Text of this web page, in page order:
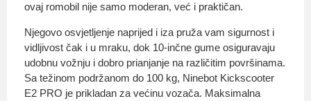
ovaj romobil nije samo moderan, već i praktičan.
Njegovo osvjetljenje naprijed i iza pruža vam sigurnost i
vidljivost čak i u mraku, dok 10-inčne gume osiguravaju
udobnu vožnju i dobro prianjanje na različitim površinama.
Sa težinom podržanom do 100 kg, Ninebot Kickscooter
E2 PRO je prikladan za većinu vozača. Maksimalna